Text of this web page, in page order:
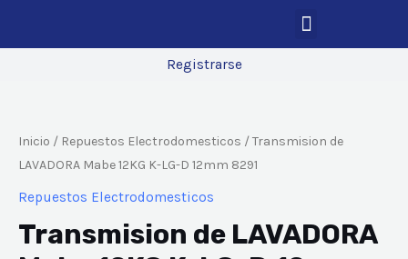
Registrarse
Inicio / Repuestos Electrodomesticos / Transmision de
LAVADORA Mabe 12KG K-LG-D 12mm 8291
Repuestos Electrodomesticos
Transmision de LAVADORA